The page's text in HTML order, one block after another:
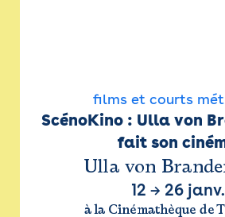
films et courts
ScénoKino : Ulla von
fait son
Ulla von
12 → 26 janv.
à la Cinémathèque de